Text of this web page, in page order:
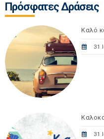
Πρόσφατες Δράσεις
Καλό
31
31